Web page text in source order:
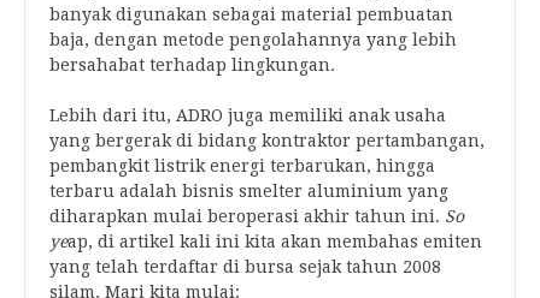
banyak digunakan sebagai material pembuatan
baja, dengan metode pengolahannya yang lebih
bersahabat terhadap lingkungan.
Lebih dari itu, ADRO juga memiliki anak usaha
yang bergerak di bidang kontraktor pertambangan,
pembangkit listrik energi terbarukan, hingga
terbaru adalah bisnis smelter aluminium yang
diharapkan mulai beroperasi akhir tahun ini. So
yeap, di artikel kali ini kita akan membahas emiten
yang telah terdaftar di bursa sejak tahun 2008
silam. Mari kita mulai: